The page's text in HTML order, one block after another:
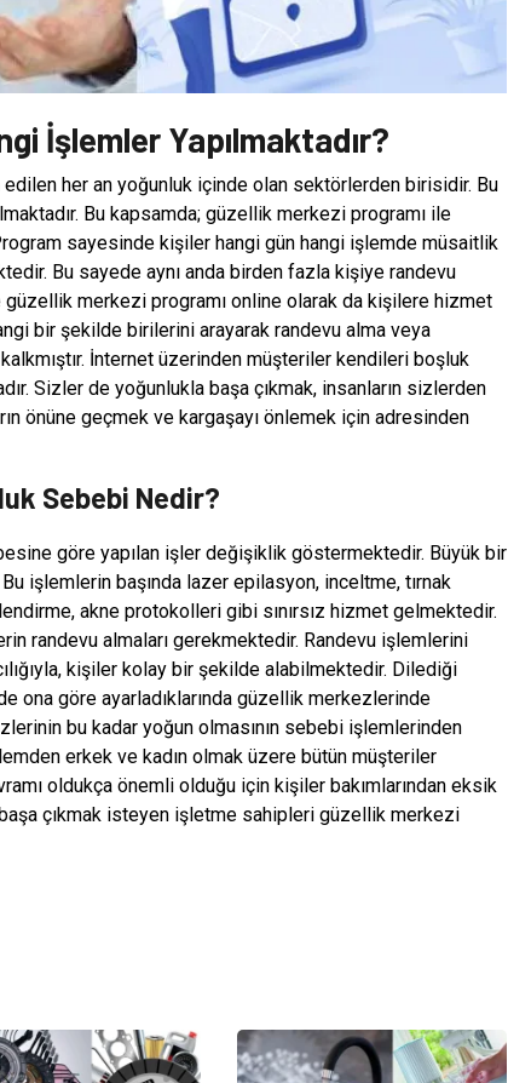
İşlemler Yapılmaktadır?
her an yoğunluk içinde olan sektörlerden birisidir. Bu
Bu kapsamda; güzellik merkezi programı ile
sayesinde kişiler hangi gün hangi işlemde müsaitlik
Bu sayede aynı anda birden fazla kişiye randevu
merkezi programı online olarak da kişilere hizmet
bir şekilde birilerini arayarak randevu alma veya
İnternet üzerinden müşteriler kendileri boşluk
Sizler de yoğunlukla başa çıkmak, insanların sizlerden
önüne geçmek ve kargaşayı önlemek için adresinden
Sebebi Nedir?
göre yapılan işler değişiklik göstermektedir. Büyük bir
işlemlerin başında lazer epilasyon, inceltme, tırnak
akne protokolleri gibi sınırsız hizmet gelmektedir.
randevu almaları gerekmektedir. Randevu işlemlerini
kişiler kolay bir şekilde alabilmektedir. Dilediği
ona göre ayarladıklarında güzellik merkezlerinde
bu kadar yoğun olmasının sebebi işlemlerinden
erkek ve kadın olmak üzere bütün müşteriler
oldukça önemli olduğu için kişiler bakımlarından eksik
çıkmak isteyen işletme sahipleri güzellik merkezi